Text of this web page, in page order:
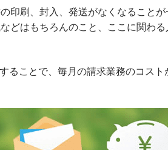
印刷、封入、発送がなくなること
どはもちろんのこと、ここに関わ
ることで、毎月の請求業務のコス